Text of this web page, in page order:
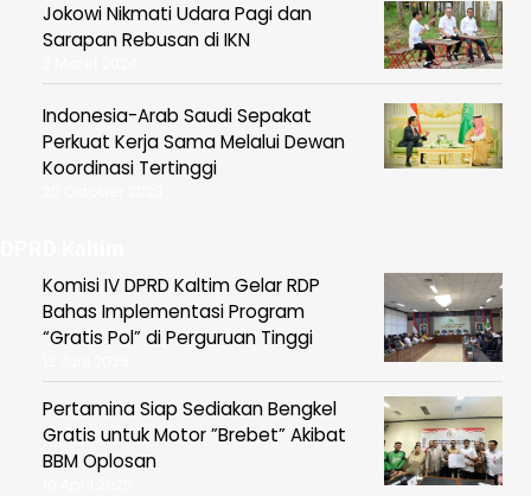
Jokowi Nikmati Udara Pagi dan
Sarapan Rebusan di IKN
Indonesia-Arab Saudi Sepakat
Perkuat Kerja Sama Melalui Dewan
Koordinasi Tertinggi
Komisi IV DPRD Kaltim Gelar RDP
Bahas Implementasi Program
“Gratis Pol” di Perguruan Tinggi
Pertamina Siap Sediakan Bengkel
Gratis untuk Motor ”Brebet” Akibat
BBM Oplosan